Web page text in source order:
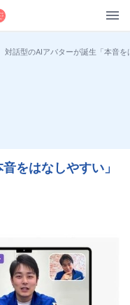
対話型のAIアバターが誕生「本音
をはなしやすい」